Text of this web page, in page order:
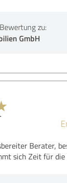
zu:
GmbH
Berater,
sich Zeit für